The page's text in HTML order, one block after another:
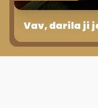
Vav, darila ji